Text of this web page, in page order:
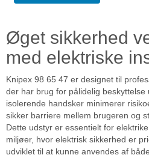
Øget sikkerhed
med elektriske
Knipex 98 65 47 er designet til
der har brug for pålidelig beskyttelse
isolerende handsker minimerer
sikker barriere mellem brugeren og
Dette udstyr er essentielt for
miljøer, hvor elektrisk sikkerhed er
udviklet til at kunne anvendes af